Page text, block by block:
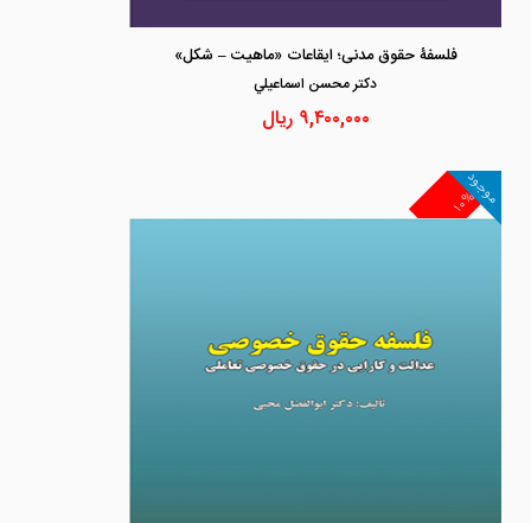
فلسفۀ حقوق مدنی؛ ایقاعات «ماهیت – شکل»
دكتر محسن اسماعيلي
۹,۴۰۰,۰۰۰ ریال
۱۰%
موجود